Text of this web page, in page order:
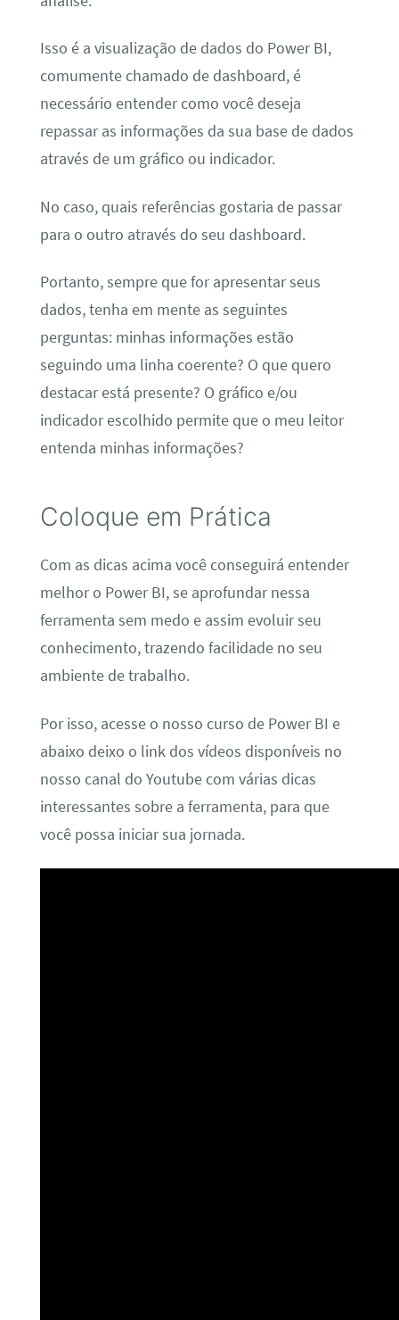
Isso é a visualização de dados do Power BI,
comumente chamado de dashboard, é
necessário entender como você deseja
repassar as informações da sua base de dados
através de um gráfico ou indicador.
No caso, quais referências gostaria de passar
para o outro através do seu dashboard.
Portanto, sempre que for apresentar seus
dados, tenha em mente as seguintes
perguntas: minhas informações estão
seguindo uma linha coerente? O que quero
destacar está presente? O gráfico e/ou
indicador escolhido permite que o meu leitor
entenda minhas informações?
Coloque em Prática
Com as dicas acima você conseguirá entender
melhor o Power BI, se aprofundar nessa
ferramenta sem medo e assim evoluir seu
conhecimento, trazendo facilidade no seu
ambiente de trabalho.
Por isso, acesse o nosso curso de Power BI e
abaixo deixo o link dos vídeos disponíveis no
nosso canal do Youtube com várias dicas
interessantes sobre a ferramenta, para que
você possa iniciar sua jornada.